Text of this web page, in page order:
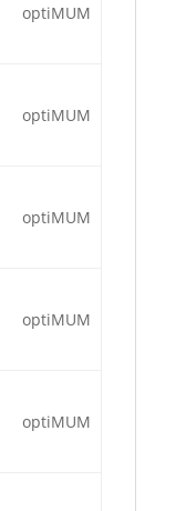
optiMUM
optiMUM
optiMUM
optiMUM
optiMUM